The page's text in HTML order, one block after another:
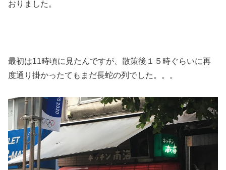
おりました。
最初は11時頃に見たんですが、散策後１５時ぐらいに再
度通り掛かったてもまだ長蛇の列でした。。。